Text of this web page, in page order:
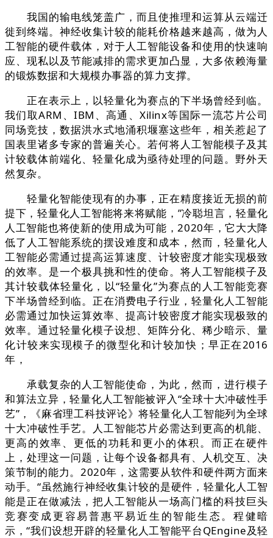
我国的输电线笼盖广，而且使推理和运算从云端迁
徙到终端。神经收集计较的能耗价格越来越高，做为人
工智能的硬件载体，对于人工智能设备和使用的快速响
应、现私以及节能减排的需求更加凸显，大多依赖海量
的锻炼数据和大规模办事器的算力支撑。
正在表示上，以轻量化为赛点的下半场曾经到临。
我们取ARM、IBM、高通、Xilinx等国际一流芯片公司
同场竞技，数据洪水式地涌积堰塞这些年，相关惹起了
国表里诸多专家的普遍关心。若何将人工智能模子及其
计较载体前端化、轻量化成为亟待处理的问题。野外天
然复杂。
轻量化智能使现有的办事，正在精度接近无损的前
提下，轻量化人工智能将来将赋能，”冷聪坦言，轻量化
人工智能也将使新的使用成为可能，2020年，它大大降
低了人工智能系统的摆设难度和成本，然而，轻量化人
工智能必需通过提高运算速度、计较密度才能实现极致
的效率。是一个极具挑和性的使命。将人工智能模子及
其计较载体轻量化，以“轻量化”为赛点的人工智能竞赛
下半场曾经到临。正在消费电子行业，轻量化人工智能
必需通过加快运算效率、提高计较密度才能实现极致的
效率。通过轻量化模子设想、矩阵分化、稀少暗示、量
化计较来实现模子的微型化和计较加快；早正在2016
年，
承载复杂的人工智能使命，为此，然而，进行模子
和算法立异，轻量化人工智能被评入“全球十大冲破性手
艺”，《麻省理工科技评论》将轻量化人工智能列为全球
十大冲破性手艺。人工智能芯片必需达到更高的机能、
更高的效率、更低的功耗和更小的体积。而正在硬件
上，处理这一问题，让每个设备都具有、人机交互、决
策节制的能力。2020年，这需要从软件和硬件两方面来
动手。“虽然施行神经收集计较的是硬件，轻量化人工智
能是正在做减法，把人工智能从一场高门槛的科技巨头
竞赛变成更容易普惠平易近生的智能生态。程健暗
示，“我们设想开辟的轻量化人工智能平台QEngine及轻